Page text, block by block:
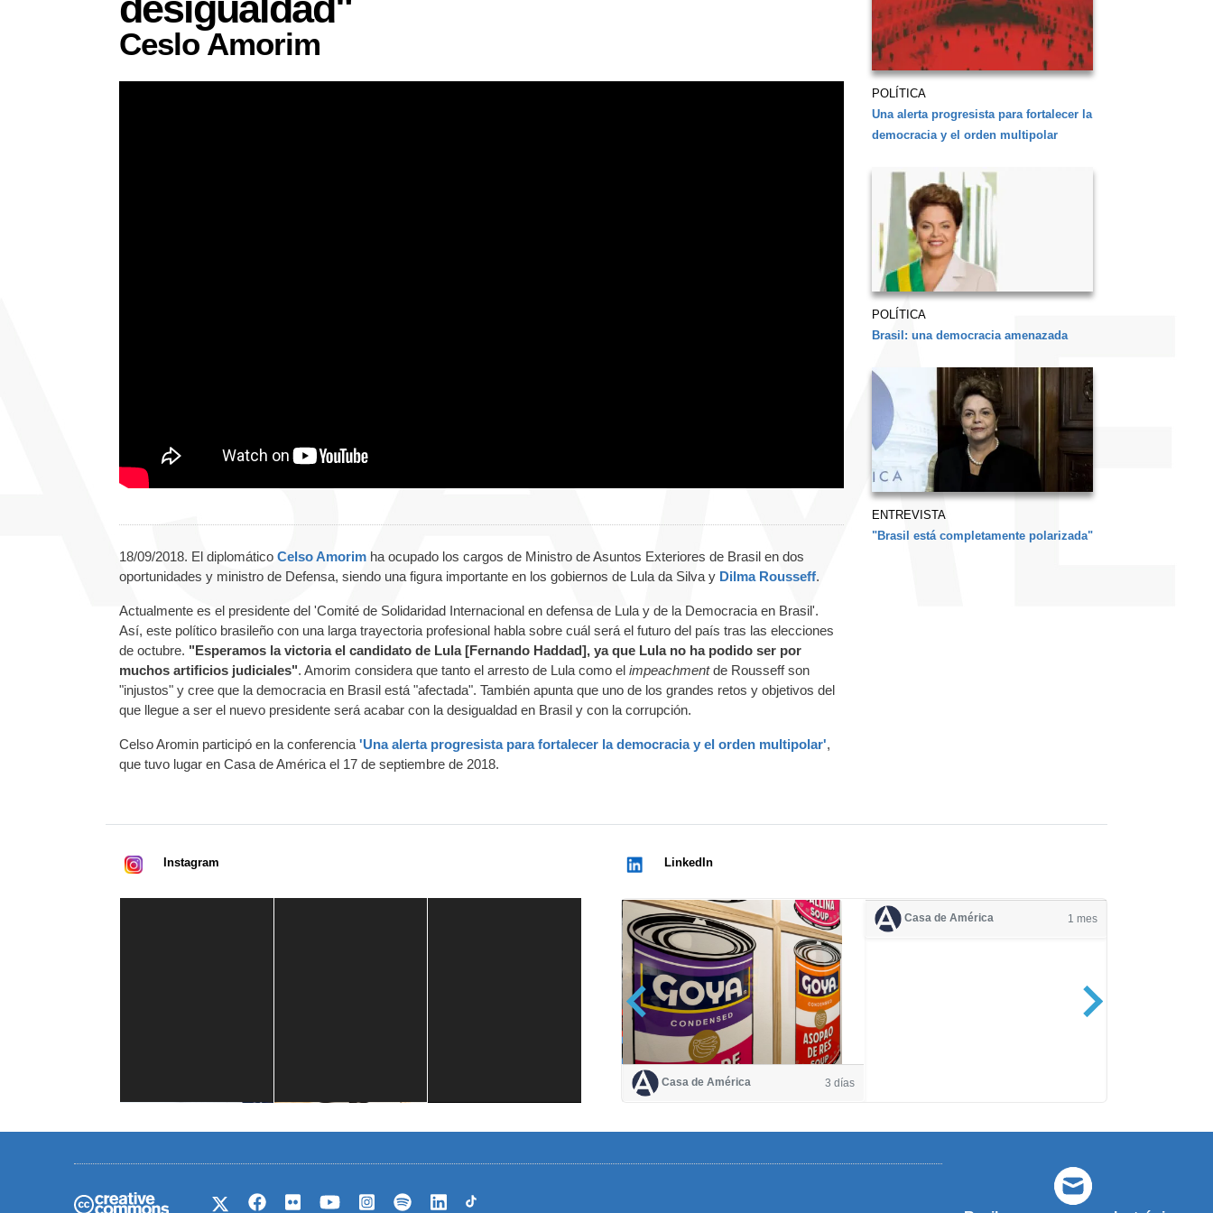
Ceslo Amorim
18/09/2018. El diplomático Celso Amorim ha ocupado los cargos de Ministro de Asuntos Exteriores de Brasil en dos
oportunidades y ministro de Defensa, siendo una figura importante en los gobiernos de Lula da Silva y Dilma Rousseff.
Actualmente es el presidente del 'Comité de Solidaridad Internacional en defensa de Lula y de la Democracia en Brasil'.
Así, este político brasileño con una larga trayectoria profesional habla sobre cuál será el futuro del país tras las elecciones
de octubre. "Esperamos la victoria el candidato de Lula [Fernando Haddad], ya que Lula no ha podido ser por
muchos artificios judiciales". Amorim considera que tanto el arresto de Lula como el impeachmentde Rousseff son
"injustos" y cree que la democracia en Brasil está "afectada". También apunta que uno de los grandes retos y objetivos del
que llegue a ser el nuevo presidente será acabar con la desigualdad en Brasil y con la corrupción.
Celso Aromin participó en la conferencia 'Una alerta progresista para fortalecer la democracia y el orden multipolar',
que tuvo lugar en Casa de América el 17 de septiembre de 2018.
POLÍTICA
Una alerta progresista para fortalecer la
democracia y el orden multipolar
POLÍTICA
Brasil: una democracia amenazada
ENTREVISTA
"Brasil está completamente polarizada"
Instagram LinkedIn
Casa de América 3 días
Casa de América 1 mes